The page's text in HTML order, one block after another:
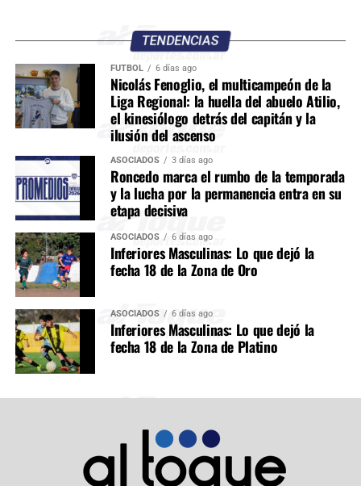
TENDENCIAS
FÚTBOL 6 días ago
Nicolás Fenoglio, el multicampeón de la
Liga Regional: la huella del abuelo Atilio,
el kinesiólogo detrás del capitán y la
ilusión del ascenso
ASOCIADOS 3 días ago
Roncedo marca el rumbo de la temporada
y la lucha por la permanencia entra en su
etapa decisiva
ASOCIADOS 6 días ago
Inferiores Masculinas: Lo que dejó la
fecha 18 de la Zona de Oro
ASOCIADOS 6 días ago
Inferiores Masculinas: Lo que dejó la
fecha 18 de la Zona de Platino